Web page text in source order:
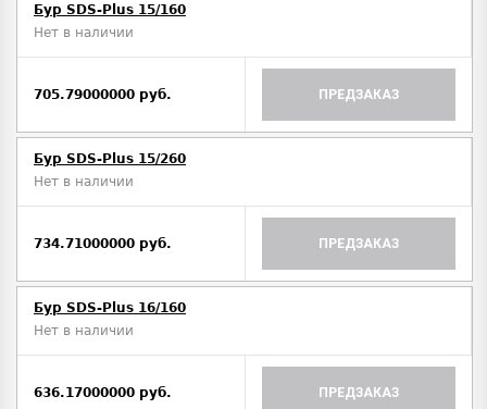
Бур SDS-Plus 15/160
Нет в наличии
705.79000000 руб. ПРЕДЗАКАЗ
Бур SDS-Plus 15/260
Нет в наличии
734.71000000 руб. ПРЕДЗАКАЗ
Бур SDS-Plus 16/160
Нет в наличии
636.17000000 руб. ПРЕДЗАКАЗ